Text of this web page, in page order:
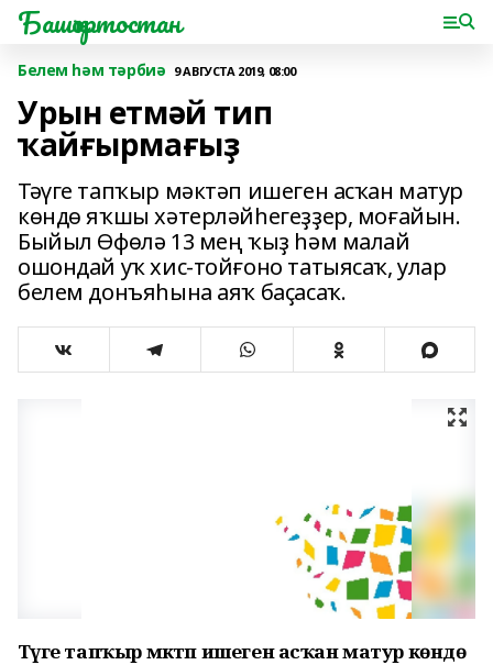
Башҡортостан
Белем һәм тәрбиә 9 АВГУСТА 2019, 08:00
Урын етмәй тип
ҡайғырмағыҙ
Тәүге тапҡыр мәктәп ишеген асҡан матур
көндө яҡшы хәтерләйһегеҙҙер, моғайын.
Быйыл Өфөлә 13 мең ҡыҙ һәм малай
ошондай уҡ хис-тойғоно татыясаҡ, улар
белем донъяһына аяҡ баҫасаҡ.
Тәүге тапҡыр мәктәп ишеген асҡан матур көндө